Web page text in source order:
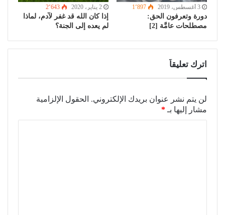
3 أغسطس، 2019 1٬897
دورة وتعرفون الحق:
مصطلحات عامَّة [2]
2 يناير، 2020 2٬643
إذا كان الله قد غفر لآدم، لماذا
لم يعده إلى الجنة؟
اترك تعليقاً
لن يتم نشر عنوان بريدك الإلكتروني. الحقول الإلزامية
مشار إليها بـ *